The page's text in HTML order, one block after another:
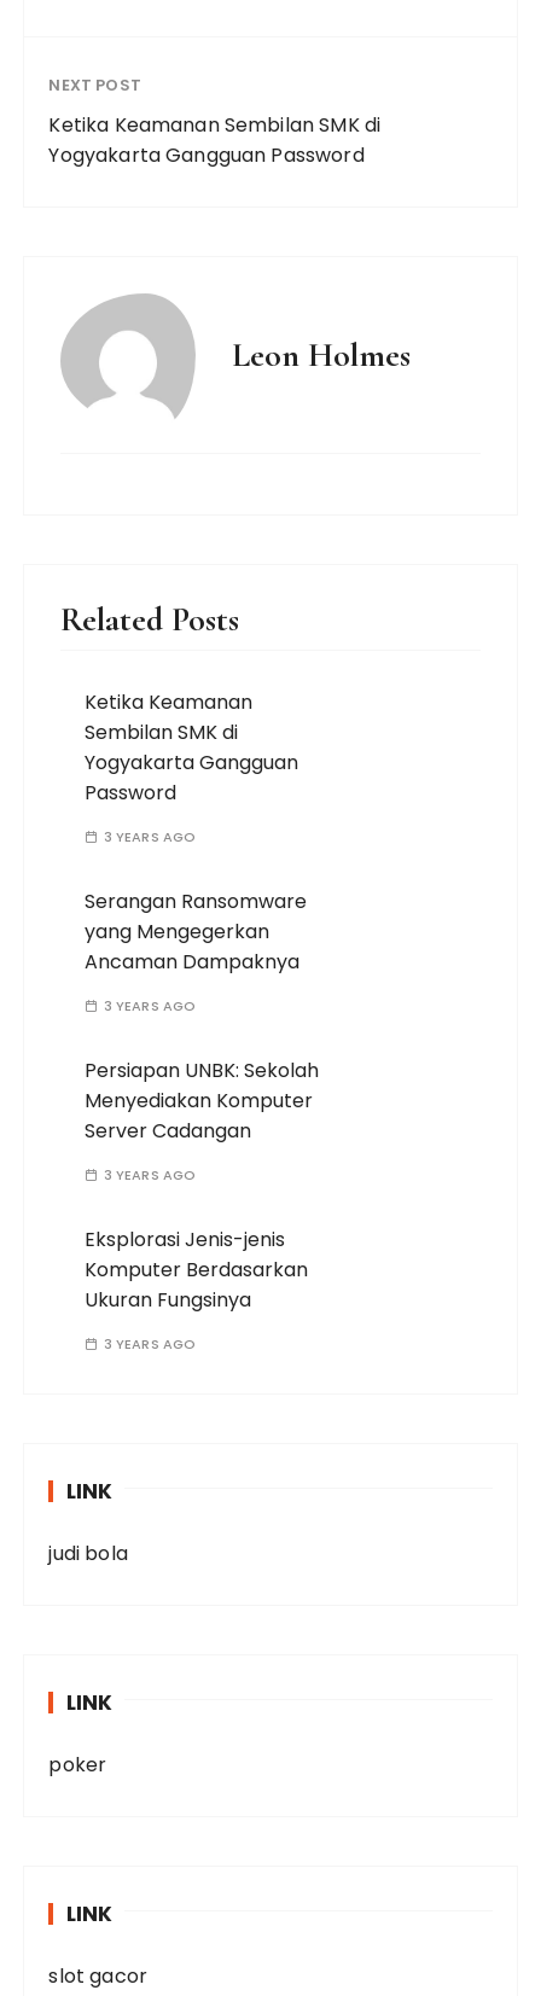
NEXT POST
Ketika Keamanan Sembilan SMK di
Yogyakarta Gangguan Password
Leon Holmes
Related Posts
Ketika Keamanan
Sembilan SMK di
Yogyakarta Gangguan
Password
3 YEARS AGO
Serangan Ransomware
yang Mengegerkan
Ancaman Dampaknya
3 YEARS AGO
Persiapan UNBK: Sekolah
Menyediakan Komputer
Server Cadangan
3 YEARS AGO
Eksplorasi Jenis-jenis
Komputer Berdasarkan
Ukuran Fungsinya
3 YEARS AGO
LINK
judi bola
LINK
poker
LINK
slot gacor